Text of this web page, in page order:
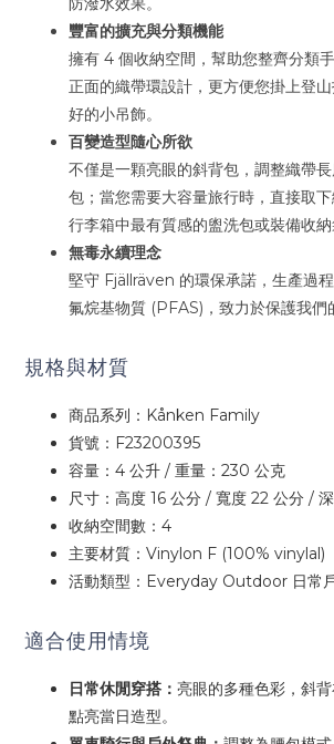
豐富的擴充與分類機能
擁有 4 個收納空間，幫助您整齊分類
正面的織帶環設計，更方便您掛上登
好的小吊飾。
百變造型隨心所欲
不僅是一顆亮眼的斜背包，調整織帶
包；當您需要大容量旅行時，直接取
行李箱中最有質感的盥洗包或裝備收納
無毒永續理念
堅守 Fjällräven 的環保承諾，生產過
氟烷基物質 (PFAS)，致力於保護我們
規格與材質
商品系列：Kånken Family
貨號：F23200395
容量：4 公升 / 重量：230 公克
尺寸：高度 16 公分 / 寬度 22 公分 /
收納空間數：4
主要材質：Vinylon F (100% vinylal)
活動類型：Everyday Outdoor 日常
適合使用情境
日常休閒穿搭： 亮眼的多種色彩，斜
點亮當日造型。